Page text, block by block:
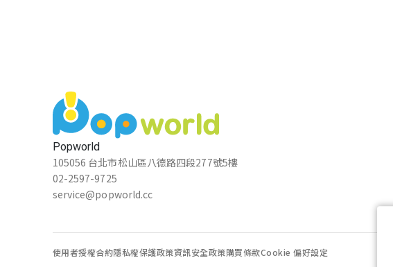
Popworld
105056 台北市松山區八德路四段277號5樓
02-2597-9725
service@popworld.cc
使用者授權合約隱私權保護政策資訊安全政策購買條款Cookie 偏好設定